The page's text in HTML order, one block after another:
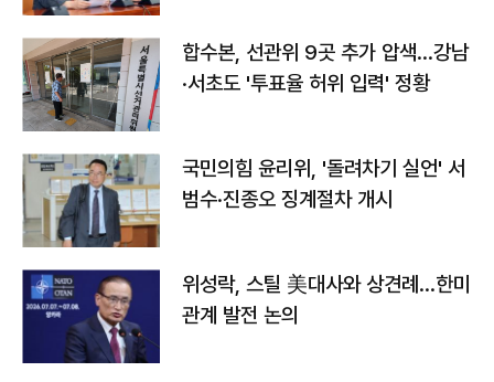
합수본, 선관위 9곳 추가 압색…강남
·서초도 '투표율 허위 입력' 정황
국민의힘 윤리위, '돌려차기 실언' 서
범수·진종오 징계절차 개시
위성락, 스틸 美대사와 상견례…한미
관계 발전 논의